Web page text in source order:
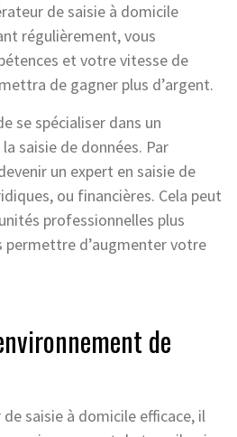
de saisie à domicile
régulièrement, vous
et votre vitesse de
de gagner plus d’argent.
se spécialiser dans un
saisie de données. Par
un expert en saisie de
ou financières. Cela peut
professionnelles plus
permettre d’augmenter votre
de
saisie à domicile efficace, il